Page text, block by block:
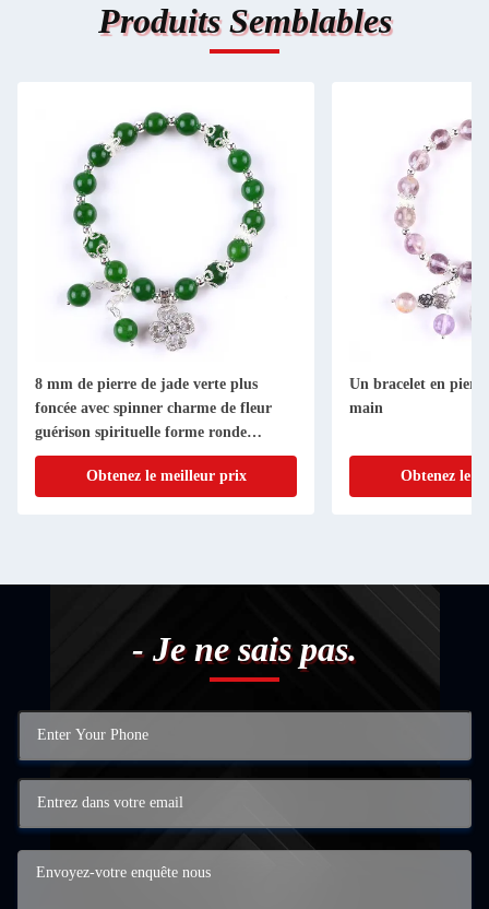
Produits Semblables
8 mm de pierre de jade verte plus
foncée avec spinner charme de fleur
guérison spirituelle forme ronde
bracelet à perles
Obtenez le meilleur prix
Un bracelet en
main
Obtenez le
- Je ne sais pas.